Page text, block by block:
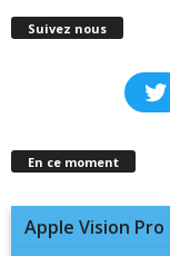
Suivez nous
En ce moment
Apple Vision Pro